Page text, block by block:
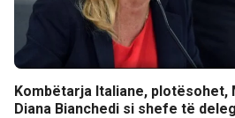
Kombëtarja Italiane, plotësohet,
Diana Bianchedi si shefe të